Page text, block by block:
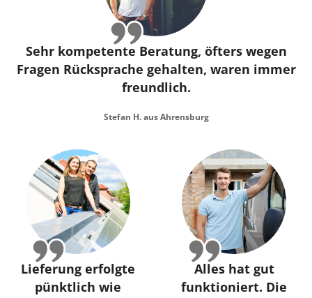
Sehr kompetente Beratung, öfters wegen
Fragen Rücksprache gehalten, waren immer
freundlich.
Stefan H. aus Ahrensburg
Lieferung erfolgte
pünktlich wie
Alles hat gut
funktioniert. Die